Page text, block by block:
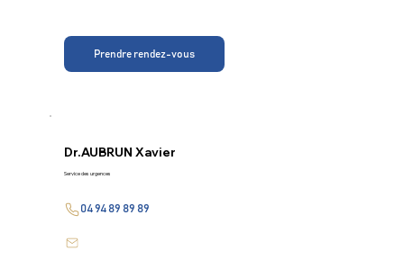
Prendre rendez-vous
Dr.AUBRUN Xavier
Service des urgences
04 94 89 89 89